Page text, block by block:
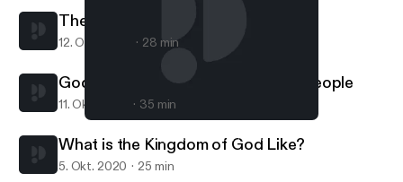
Covenant Presbyterian Church (PCA)
The Narrow Door
12. Okt. 2020 28 min
God's Powerful Preserving of His People
11. Okt. 2020 35 min
What is the Kingdom of God Like?
5. Okt. 2020 25 min